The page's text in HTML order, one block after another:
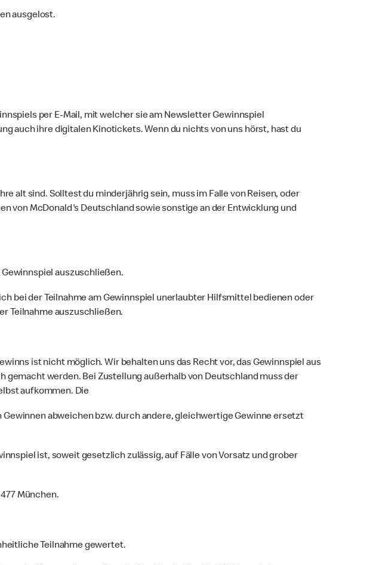
ausgelost.
per E-Mail, mit welcher sie am Newsletter Gewinnspiel
auch ihre digitalen Kinotickets. Wenn du nichts von uns hörst, hast du
alt sind. Solltest du minderjährig sein, muss im Falle von Reisen, oder
von McDonald's Deutschland sowie sonstige an der Entwicklung und
auszuschließen.
bei der Teilnahme am Gewinnspiel unerlaubter Hilfsmittel bedienen oder
Teilnahme auszuschließen.
ist nicht möglich. Wir behalten uns das Recht vor, das Gewinnspiel aus
werden. Bei Zustellung außerhalb von Deutschland muss der
aufkommen. Die
abweichen bzw. durch andere, gleichwertige Gewinne ersetzt
ist, soweit gesetzlich zulässig, auf Fälle von Vorsatz und grober
München.
Teilnahme gewertet.